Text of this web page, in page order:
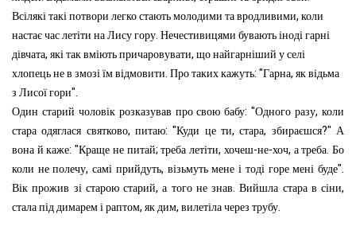
Всілякі такі потвори легко стають молодими та вродливими, коли
настає час летіти на Лису гору. Нечестивицями бувають іноді гарні
дівчата, які так вміють причаровувати, що найгарніший у селі
хлопець не в змозі їм відмовити. Про таких кажуть: "Гарна, як відьма
з Лисої гори".
Один старий чоловік розказував про свою бабу: "Одного разу,коли
стара одяглася святково,питаю: "Куди це ти,стара, збираєшся?"А
вона й каже: "Краще не питай;треба летіти, хочеш-не-хоч, а треба.Бо
коли не полечу,самі прийдуть, візьмуть мене і тоді горе мені буде".
Вік прожив зі старою старий,а того не знав.Вийшла стара в сіни,
стала під димарем і раптом, як дим, вилетіла через трубу.